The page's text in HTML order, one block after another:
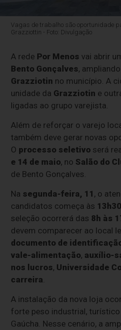
Vagas de trabalho são oportunidade
Grazziottin - Foto: Divulgação
A rede Por Menos vai abrir
Bento Gonçalves,
Grazziotin no município. A
unidade da Grazziotin e
ligadas ao grupo varejista.
Além de reforçar o varejo
também deve gerar novas
O processo seletivo será
e 14 de maio, no Salão do
de Bento Gonçalves.
Na segunda-feira, 11 , o
candidatos começa às 13h30
seleção ocorrerá das 8h às
devem comparecer ao local
documento de
vale-alimentação, auxílio-
nos lucros, Universidade
carreira
A instalação da nova loja
forte peso industrial, turístico
Gaúcha. Nesse cenário, a